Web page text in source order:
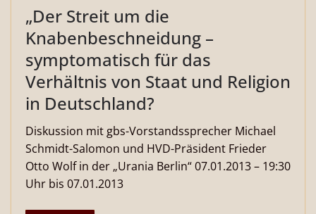
„Der Streit um die
Knabenbeschneidung –
symptomatisch für das
Verhältnis von Staat und Religion
in Deutschland?
Diskussion mit gbs-Vorstandssprecher Michael
Schmidt-Salomon und HVD-Präsident Frieder
Otto Wolf in der „Urania Berlin“ 07.01.2013 – 19:30
Uhr bis 07.01.2013